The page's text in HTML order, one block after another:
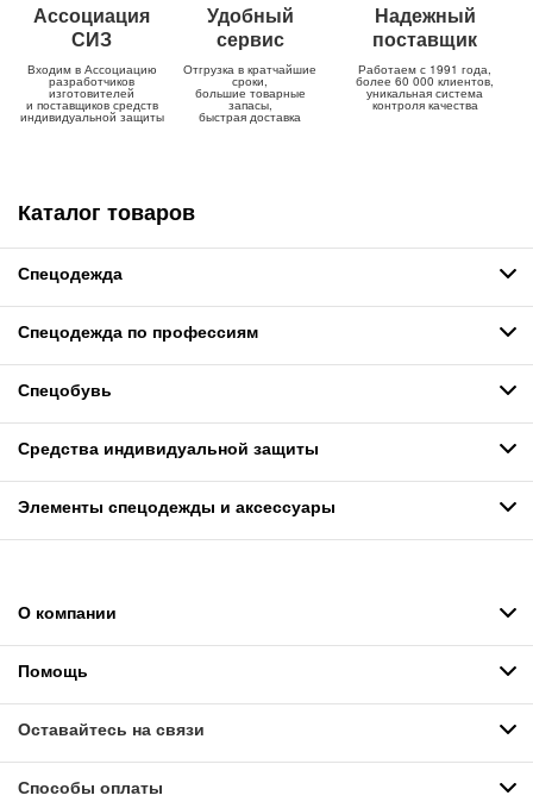
Ассоциация
СИЗ
Входим в Ассоциацию
разработчиков
изготовителей
и поставщиков средств
индивидуальной защиты
Удобный
сервис
Отгрузка в кратчайшие
сроки,
большие товарные
запасы,
быстрая доставка
Надежный
поставщик
Работаем с 1991 года,
более 60 000 клиентов,
уникальная система
контроля качества
Каталог товаров
Спецодежда
Спецодежда по профессиям
Спецобувь
Средства индивидуальной защиты
Элементы спецодежды и аксессуары
О компании
Помощь
Оставайтесь на связи
Способы оплаты